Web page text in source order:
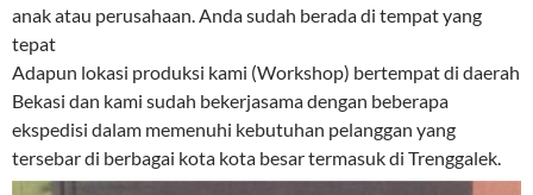
anak atau perusahaan. Anda sudah berada di tempat yang
tepat
Adapun lokasi produksi kami (Workshop) bertempat di daerah
Bekasi dan kami sudah bekerjasama dengan beberapa
ekspedisi dalam memenuhi kebutuhan pelanggan yang
tersebar di berbagai kota kota besar termasuk di Trenggalek.